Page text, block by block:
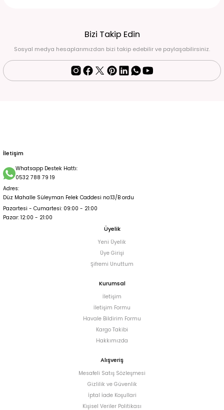
4.500,00 TL
Siyah-Mavi İşlemeli Halter Yaka Uzun Abiye Elbise Standart
Bizi Takip Edin
Sosyal medya hesaplarımızdan bizi takip edebilir ve paylaşabilirsiniz.
İletişim
Whatsapp Destek Hattı:
0532 788 79 19
Adres:
Düz Mahalle Süleyman Felek Caddesi no:13/B ordu
Pazartesi - Cumartesi: 09:00 - 21:00
Pazar: 12:00 - 21:00
Üyelik
Yeni Üyelik
Üye Girişi
Şifremi Unuttum
Kurumsal
İletişim
İletişim Formu
Havale Bildirim Formu
Kargo Takibi
Hakkımızda
Alışveriş
Mesafeli Satış Sözleşmesi
Gizlilik ve Güvenlik
İptal İade Koşullari
Kişisel Veriler Politikası